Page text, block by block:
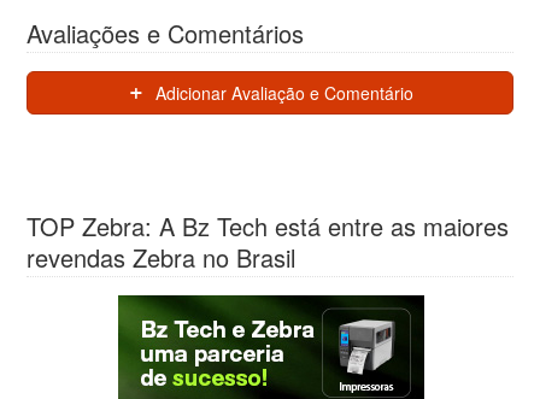
Avaliações e Comentários
Adicionar Avaliação e Comentário
TOP Zebra: A Bz Tech está entre as maiores
revendas Zebra no Brasil